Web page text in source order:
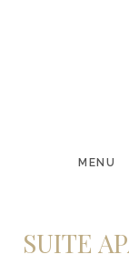
MENU
SUITE